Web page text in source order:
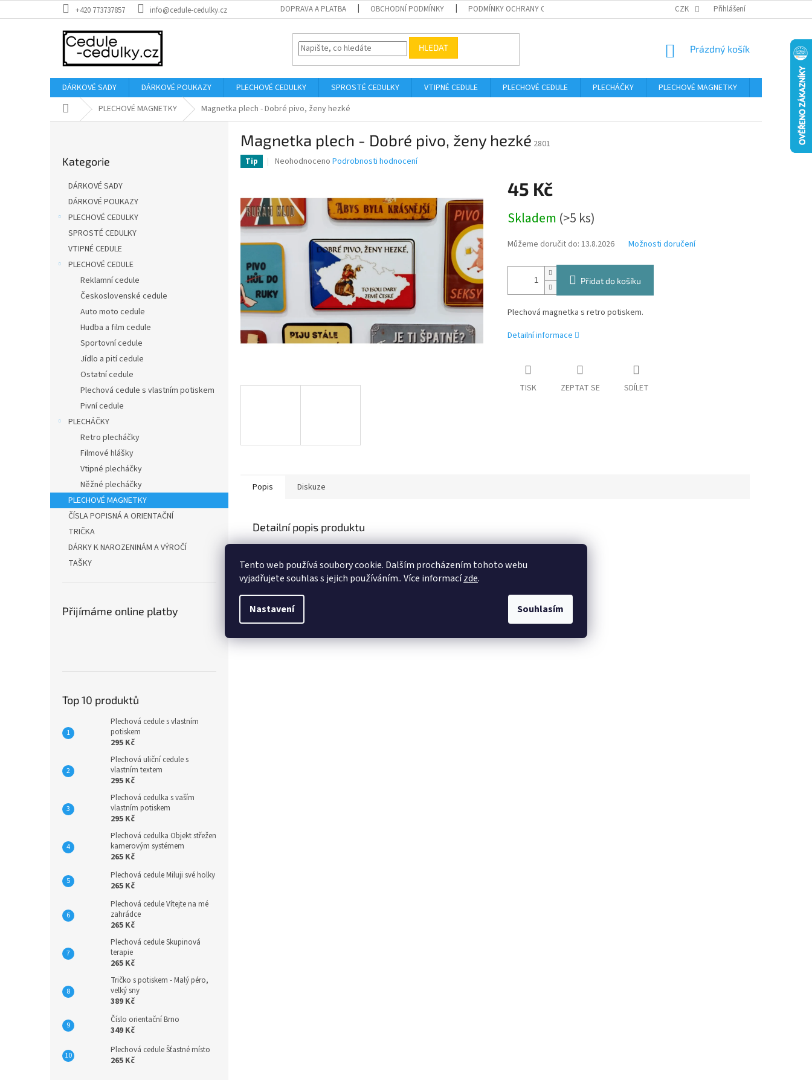
Tento web používá soubory cookie. Dalším procházením tohoto webu
vyjadřujete souhlas s jejich používáním.. Více informacízde.
Nastavení Souhlasím
na
+420 773737857 info@cedule-cedulky.cz DOPRAVA A PLATBA OBCHODNÍ PODMÍNKY PODMÍNKY OCHRANY OSOBNÍCH ÚDAJŮ CZK Přihlášení
HLEDAT
NÁKUPNÍ
Prázdný košík
DÁRKOVÉ SADY DÁRKOVÉ POUKAZY PLECHOVÉ CEDULKY SPROSTÉ CEDULKY VTIPNÉ CEDULE PLECHOVÉ CEDULE PLECHÁČKY PLECHOVÉ MAGNETKY
ČÍSLA
Domů PLECHOVÉ MAGNETKY Magnetka plech - Dobré pivo, ženy hezké
kategorie
Kategorie
DÁRKOVÉ SADY
DÁRKOVÉ POUKAZY
PLECHOVÉ CEDULKY
SPROSTÉ CEDULKY
VTIPNÉ CEDULE
PLECHOVÉ CEDULE
Reklamní cedule
Československé cedule
Auto moto cedule
Hudba a film cedule
Sportovní cedule
Jídlo a pití cedule
Ostatní cedule
Plechová cedule s vlastním potiskem
Pivní cedule
PLECHÁČKY
Retro plecháčky
Filmové hlášky
Vtipné plecháčky
Něžné plecháčky
PLECHOVÉ MAGNETKY
ČÍSLA POPISNÁ A ORIENTAČNÍ
TRIČKA
DÁRKY K NAROZENINÁM A VÝROČÍ
TAŠKY
Přijímáme online platby
Top 10 produktů
Plechová cedule s vlastním
potiskem
295 Kč
Plechová uliční cedule s
vlastním textem
295 Kč
Plechová cedulka s vaším
vlastním potiskem
295 Kč
Plechová cedulka Objekt střežen
kamerovým systémem
265 Kč
Plechová cedule Miluji své holky
265 Kč
Plechová cedule Vítejte na mé
zahrádce
265 Kč
Plechová cedule Skupinová
terapie
265 Kč
Tričko s potiskem - Malý péro,
velký sny
389 Kč
Číslo orientační Brno
349 Kč
Plechová cedule Šťastné místo
265 Kč
Magnetka plech - Dobré pivo, ženy hezké 2801
Tip
Průměrné
je
0,0
z
5
hvězdiček.
Neohodnoceno Podrobnosti hodnocení
45 Kč
cena:
Skladem (>5 ks)
Můžeme doručit do: 13.8.2026 Možnosti doručení
Přidat do košíku
Plechová magnetka s retro potiskem.
Detailní informace
TISK ZEPTAT SE SDÍLET
Popis Diskuze
Detailní popis produktu
Materiál magnetky: plech (hliník)